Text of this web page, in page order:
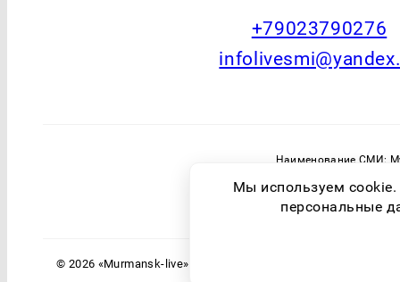
+79023790276
Наименование СМИ:
Зарегистрировавший орган:
© 2026 «Murmansk-live» | Все права защищены
Мы используем
персональные